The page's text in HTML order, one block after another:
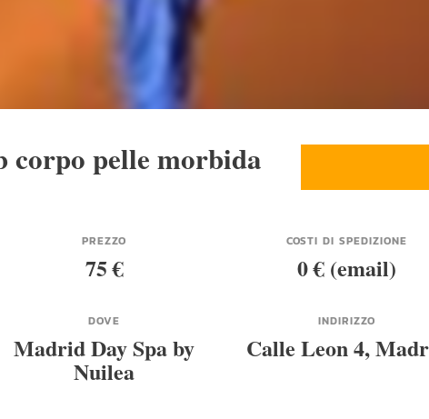
corpo pelle morbida
PREZZO
75 €
COSTI DI SPEDIZIONE
0 € (email)
DOVE
Madrid Day Spa by
Nuilea
INDIRIZZO
Calle Leon 4,